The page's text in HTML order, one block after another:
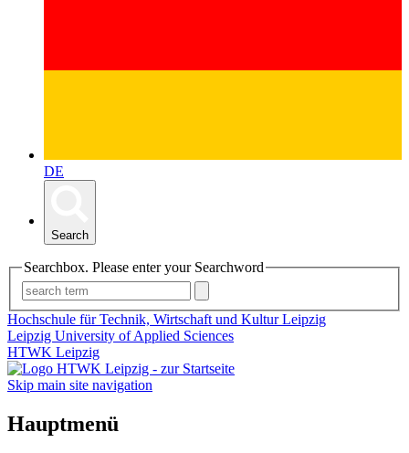
DE
Search
Searchbox. Please enter your Searchword
Hochschule für Technik, Wirtschaft und Kultur Leipzig
Leipzig University of Applied Sciences
HTWK Leipzig
Skip main site navigation
Hauptmenü